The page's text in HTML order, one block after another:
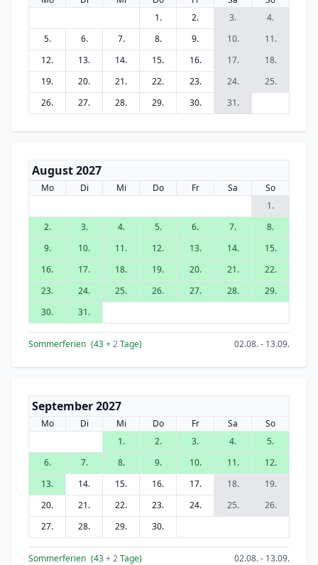
1.
2. 3.
4.
5.
6. 7. 8. 9. 10.
11.
12.
13. 14. 15. 16. 17.
18.
19.
20. 21. 22. 23. 24.
25.
26.
27. 28. 29. 30. 31.
August 2027
Mo Di Mi Do Fr Sa
So
1.
2.
3. 4. 5. 6. 7.
8.
9.
10. 11. 12. 13. 14.
15.
16.
17. 18. 19. 20. 21.
22.
23.
24. 25. 26. 27. 28.
29.
30.
31.
Sommerferien (43+ 2Tage) 02.08. - 13.09.
September 2027
Mo Di Mi Do Fr Sa
So
1.
2. 3. 4.
5.
6.
7. 8. 9. 10. 11.
12.
13.
14. 15. 16. 17. 18.
19.
20.
21. 22. 23. 24. 25.
26.
27.
28. 29. 30.
Sommerferien (43+ 2Tage) 02.08. - 13.09.